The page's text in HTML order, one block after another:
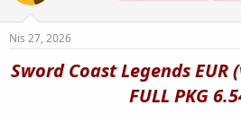
Nis 27, 2026
Sword Coast Legends EUR
FULL PKG